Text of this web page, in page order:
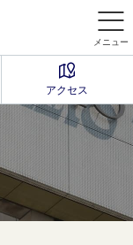
メニュー
アクセス